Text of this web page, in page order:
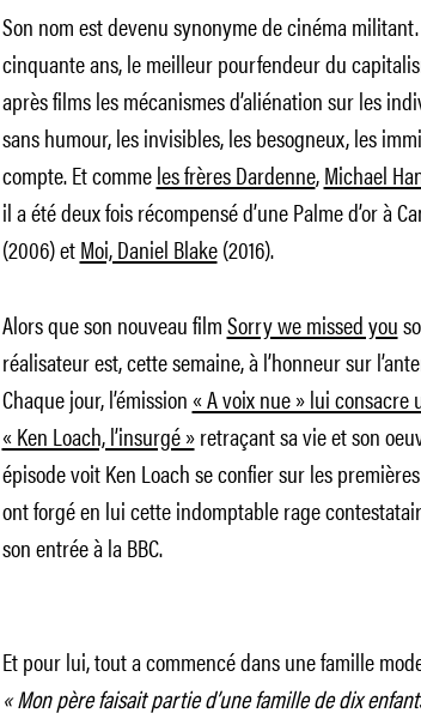
Son nom est devenu synonyme de cinéma militant.
cinquante ans, le meilleur pourfendeur du
après films les mécanismes d’aliénation sur les
sans humour, les invisibles, les besogneux, les
compte. Et commeles frères Dardenne,Michael
il a été deux fois récompensé d’une Palme d’or à
(2006) etMoi, Daniel Blake(2016).
Alors que son nouveau filmSorry we missed you
réalisateur est, cette semaine, à l’honneur sur
Chaque jour, l’émission« A voix nue » lui
« Ken Loach, l’insurgé »retraçant sa vie et son
épisode voit Ken Loach se confier sur les
ont forgé en lui cette indomptable rage
son entrée à la BBC.
Et pour lui, tout a commencé dans une famille
« Mon père faisait partie d’une famille de dix